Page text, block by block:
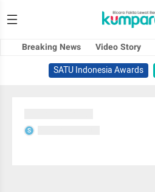
Breaking News Video Story
SATU Indonesia Awards
S